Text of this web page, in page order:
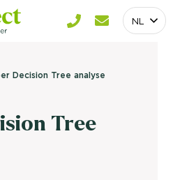
NL
Decision Tree analyse
Tree